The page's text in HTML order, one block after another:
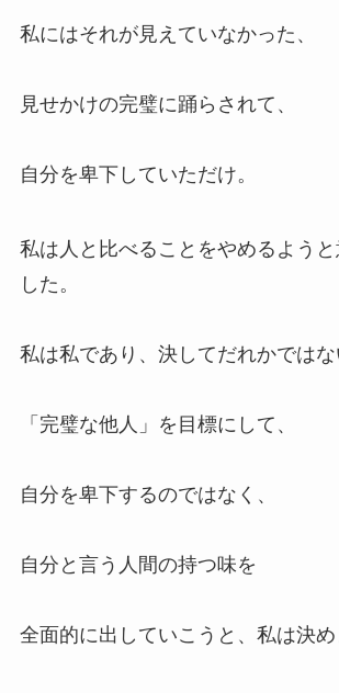
私にはそれが見えていなかった、
見せかけの完璧に踊らされて、
自分を卑下していただけ。
私は人と比べることをやめるようと
した。
私は私であり、決してだれかではな
「完璧な他人」を目標にして、
自分を卑下するのではなく、
自分と言う人間の持つ味を
全面的に出していこうと、私は決め